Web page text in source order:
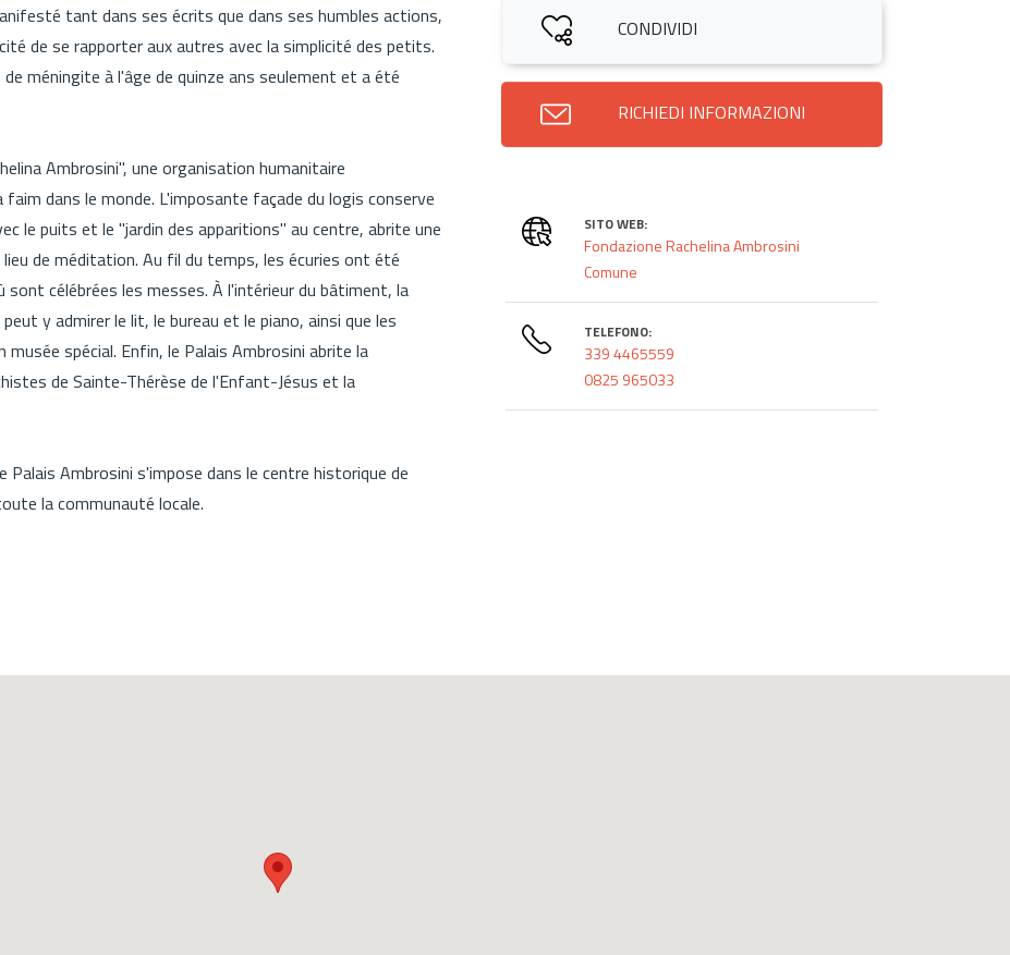
tant dans ses écrits que dans ses humbles actions,
de se rapporter aux autres avec la simplicité des petits.
méningite à l'âge de quinze ans seulement et a été
Ambrosini", une organisation humanitaire
dans le monde. L'imposante façade du logis conserve
le puits et le "jardin des apparitions" au centre, abrite une
de méditation. Au fil du temps, les écuries ont été
célébrées les messes. À l'intérieur du bâtiment, la
y admirer le lit, le bureau et le piano, ainsi que les
spécial. Enfin, le Palais Ambrosini abrite la
de Sainte-Thérèse de l'Enfant-Jésus et la
Ambrosini s'impose dans le centre historique de
la communauté locale.
CONDIVIDI
RICHIEDI INFORMAZIONI
SITO WEB:
Fondazione Rachelina Ambrosini
Comune
TELEFONO:
339 4465559
0825 965033